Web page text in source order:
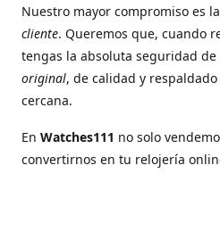
Nuestro mayor compromiso es
cliente. Queremos que, cuando
tengas la absoluta seguridad
original, de calidad y
cercana.
En Watches111 no solo
convertirnos en tu relojería